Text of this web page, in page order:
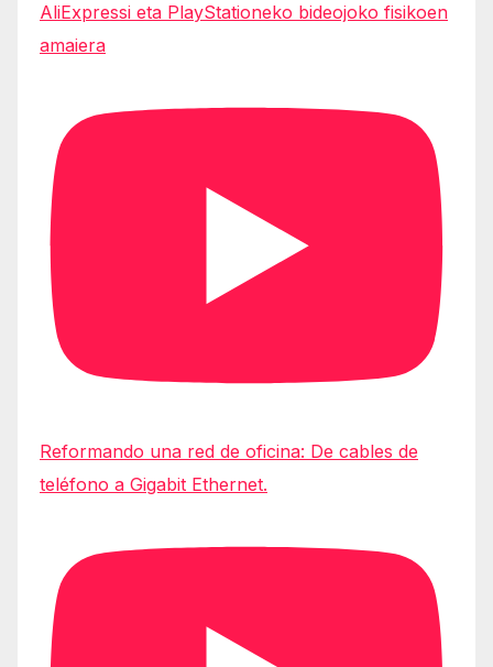
AliExpressi eta PlayStationeko bideojoko fisikoen
amaiera
Reformando una red de oficina: De cables de
teléfono a Gigabit Ethernet.